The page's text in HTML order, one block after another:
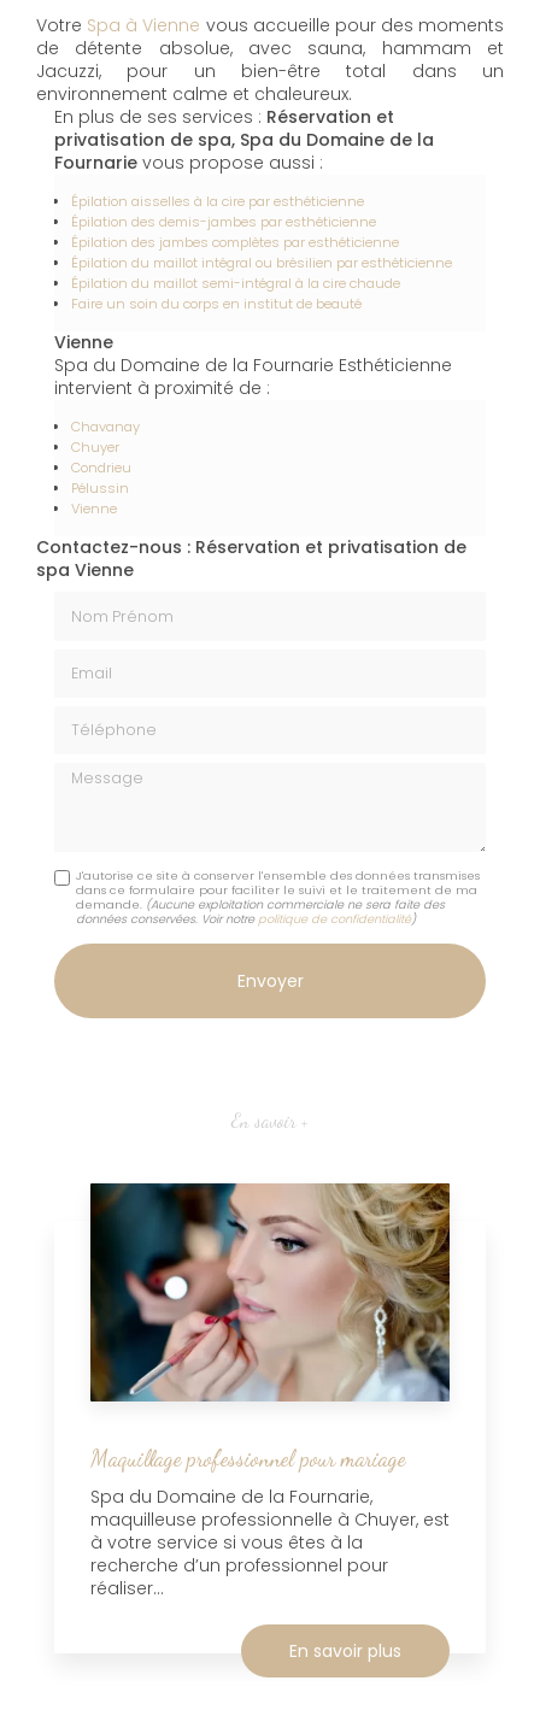
Votre Spa à Vienne vous accueille pour des moments
de détente absolue, avec sauna, hammam et
Jacuzzi, pour un bien-être total dans un
environnement calme et chaleureux.
En plus de ses services : Réservation et
privatisation de spa, Spa du Domaine de la
Fournarie vous propose aussi :
Épilation aisselles à la cire par esthéticienne
Épilation des demis-jambes par esthéticienne
Épilation des jambes complètes par esthéticienne
Épilation du maillot intégral ou brésilien par esthéticienne
Épilation du maillot semi-intégral à la cire chaude
Faire un soin du corps en institut de beauté
Vienne
Spa du Domaine de la Fournarie Esthéticienne
intervient à proximité de :
Chavanay
Chuyer
Condrieu
Pélussin
Vienne
Contactez-nous : Réservation et privatisation de
spa Vienne
Message
J'autorise ce site à conserver l'ensemble des données transmises
dans ce formulaire pour faciliter le suivi et le traitement de ma
demande. (Aucune exploitation commerciale ne sera faite des
données conservées. Voir notre politique de confidentialité)
En savoir +
Maquillage professionnel pour mariage
Spa du Domaine de la Fournarie,
maquilleuse professionnelle à Chuyer, est
à votre service si vous êtes à la
recherche d’un professionnel pour
réaliser...
En savoir plus